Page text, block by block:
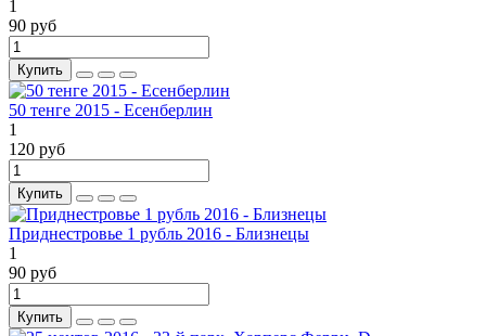
1
90 руб
Купить
50 тенге 2015 - Есенберлин
1
120 руб
Купить
Приднестровье 1 рубль 2016 - Близнецы
1
90 руб
Купить